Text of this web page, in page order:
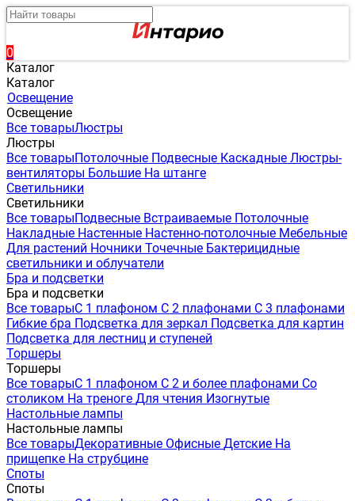
0
Каталог
Каталог
Освещение
Освещение
Все товарыЛюстры
Люстры
Все товарыПотолочные Подвесные Каскадные Люстры-
вентиляторы Большие На штанге
Светильники
Светильники
Все товарыПодвесные Встраиваемые Потолочные
Накладные Настенные Настенно-потолочные Мебельные
Для растений Ночники Точечные Бактерицидные
светильники и облучатели
Бра и подсветки
Бра и подсветки
Все товарыС 1 плафоном С 2 плафонами С 3 плафонами
Гибкие бра Подсветка для зеркал Подсветка для картин
Подсветка для лестниц и ступеней
Торшеры
Торшеры
Все товарыС 1 плафоном С 2 и более плафонами Со
столиком На треноге Для чтения Изогнутые
Настольные лампы
Настольные лампы
Все товарыДекоративные Офисные Детские На
прищепке На струбцине
Споты
Споты